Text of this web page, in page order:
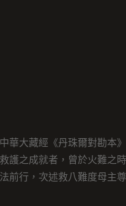
華大藏經《丹珠爾對勘本
護之成就者，曾於火難之
前行，次述救八難度母主